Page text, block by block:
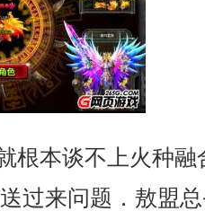
根本谈不上火种
过来问题．敖盟